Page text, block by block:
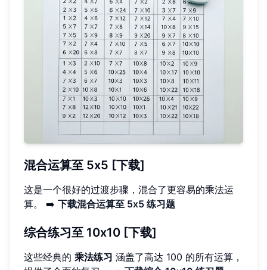
混合运算至 5x5 [下载]
这是一个很好的过渡步骤，混合了更容易的乘法运
算。 ➡️ 下载混合运算至 5x5 练习题
综合练习至 10x10 [下载]
这些经典的 乘法练习 涵盖了高达 100 的所有运算，